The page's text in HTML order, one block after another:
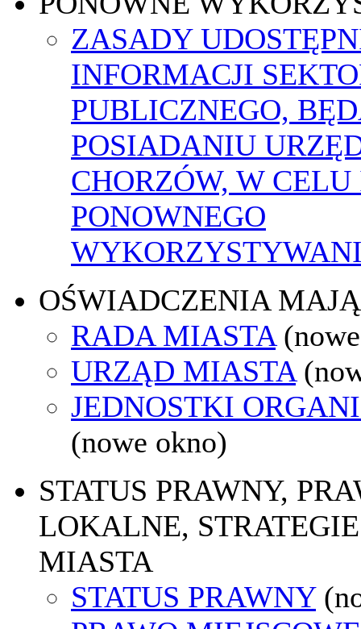
ZASADY
INFORMACJI
PUBLICZNEGO,
POSIADANIU
CHORZÓW, W
PONOWNEGO
OŚWIADCZENIA
RADA MIASTA
URZĄD MIASTA
JEDNOSTKI
(nowe okno)
STATUS PRAWNY,
LOKALNE,
MIASTA
STATUS PRAWNY